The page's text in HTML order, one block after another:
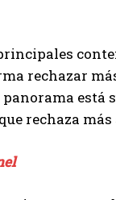
rechazar
está
rechaza